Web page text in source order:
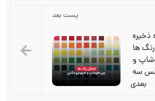
پست بعد
سریعترین راه ذخیره
استودیو مکس سه
بعدی